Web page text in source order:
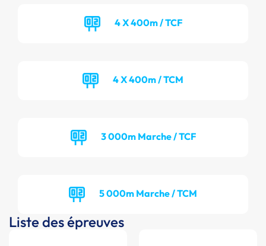
4 X 400m / TCF
4 X 400m / TCM
3 000m Marche / TCF
5 000m Marche / TCM
Liste des épreuves